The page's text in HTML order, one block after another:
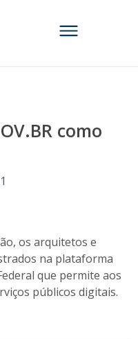
como
os arquitetos e
na plataforma
que permite aos
públicos digitais.